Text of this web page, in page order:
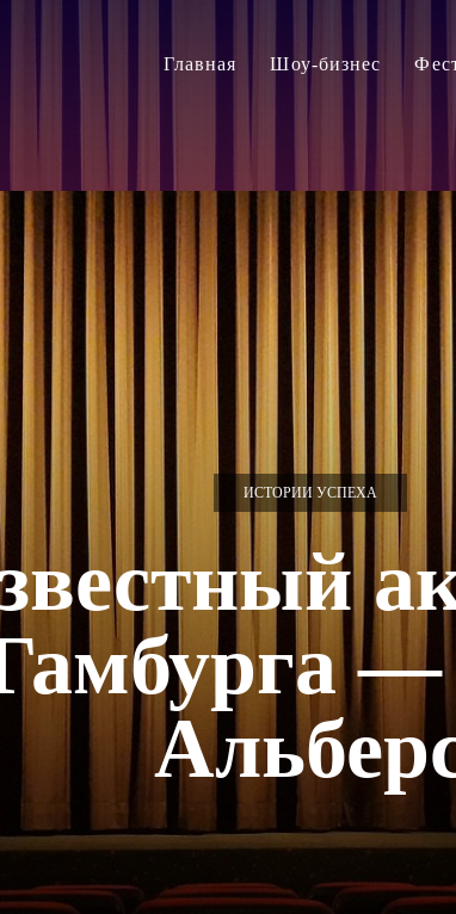
Главная Шоу-бизнес
ИСТОРИИ УСПЕХА
—